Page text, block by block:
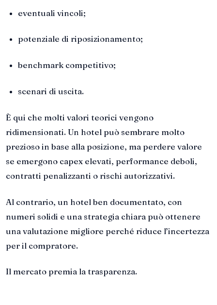
eventuali vincoli;
potenziale di riposizionamento;
benchmark competitivo;
scenari di uscita.
È qui che molti valori teorici vengono
ridimensionati. Un hotel può sembrare molto
prezioso in base alla posizione, ma perdere valore
se emergono capex elevati, performance deboli,
contratti penalizzanti o rischi autorizzativi.
Al contrario, un hotel ben documentato, con
numeri solidi e una strategia chiara può ottenere
una valutazione migliore perché riduce l’incertezza
per il compratore.
Il mercato premia la trasparenza.